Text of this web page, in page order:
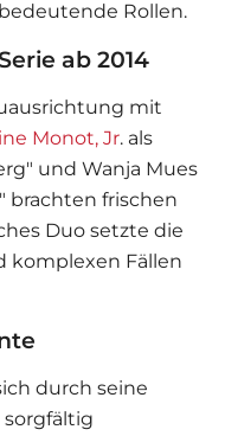
Rollen​​​​.
ab 2014
mit
Monot, Jr. als
und Wanja Mues
brachten frischen
Duo setzte die
komplexen Fällen
durch seine